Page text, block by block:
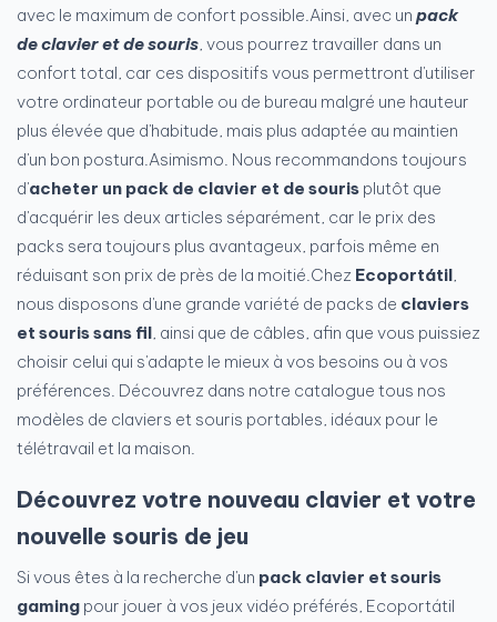
avec le maximum de confort possible.Ainsi, avec un pack
de clavier et de souris , vous pourrez travailler dans un
confort total, car ces dispositifs vous permettront d'utiliser
votre ordinateur portable ou de bureau malgré une hauteur
plus élevée que d'habitude, mais plus adaptée au maintien
d'un bon postura.Asimismo. Nous recommandons toujours
d'acheter un pack de clavier et de souris plutôt que
d'acquérir les deux articles séparément, car le prix des
packs sera toujours plus avantageux, parfois même en
réduisant son prix de près de la moitié.Chez Ecoportátil
nous disposons d'une grande variété de packs de claviers
et souris sans fil , ainsi que de câbles, afin que vous puissiez
choisir celui qui s'adapte le mieux à vos besoins ou à vos
préférences. Découvrez dans notre catalogue tous nos
modèles de claviers et souris portables, idéaux pour le
télétravail et la maison.
Découvrez votre nouveau clavier et votre
nouvelle souris de jeu
Si vous êtes à la recherche d'un pack clavier et souris
gaming pour jouer à vos jeux vidéo préférés, Ecoportátil